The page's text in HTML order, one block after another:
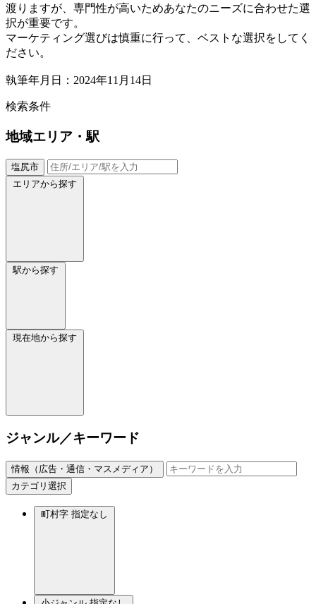
渡りますが、専門性が高いためあなたのニーズに合わせた選
択が重要です。
マーケティング選びは慎重に行って、ベストな選択をしてく
ださい。
執筆年月日：2024年11月14日
検索条件
地域エリア・駅
塩尻市
エリアから探す
駅から探す
現在地から探す
ジャンル／キーワード
情報（広告・通信・マスメディア）
カテゴリ選択
町村字 指定なし